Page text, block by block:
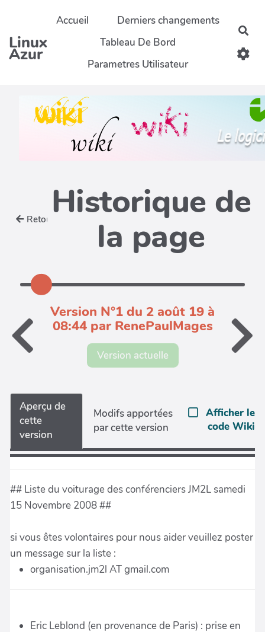
Aller au contenu principal
Linux
Azur
Accueil
Derniers changements
Tableau De Bord
Parametres Utilisateur
Retour Historique de
la page
Version N°1 du 2 août 19 à
08:44 par RenePaulMages
Version actuelle
Aperçu de
cette
version
Modifs apportées
par cette version
Afficher le
code Wiki